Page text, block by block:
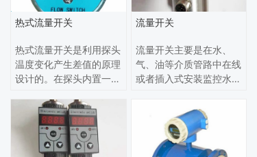
热式流量开关
热式流量开关是利用探头
温度变化产生差值的原理
设计的。在探头内置一个
感器，并与介质接触。热
式流量开关工作时，发热
传感器发出恒定的热量，
当管道内没有介质流动
流量开关
流量开关主要是在水、
气、油等介质管路中在线
或者插入式安装监控水系
流量高于或者低于某一个
设定点时候触发输出报警
信号传递给机组，系统获
取信号后即可作出相应的